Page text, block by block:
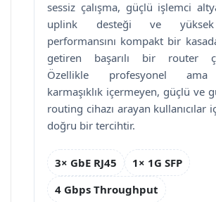
sessiz çalışma, güçlü işlemci
uplink desteği ve
performansını kompakt bir
getiren başarılı bir router
Özellikle profesyonel ama
karmaşıklık içermeyen, güçlü ve
routing cihazı arayan kullanıcılar
doğru bir tercihtir.
3× GbE RJ45
1× 1G SFP
4 Gbps Throughput